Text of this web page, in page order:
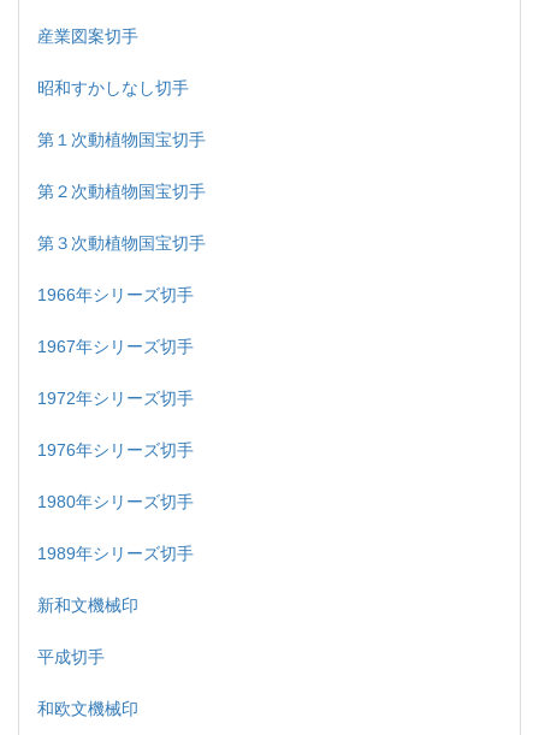
産業図案切手
昭和すかしなし切手
第１次動植物国宝切手
第２次動植物国宝切手
第３次動植物国宝切手
1966年シリーズ切手
1967年シリーズ切手
1972年シリーズ切手
1976年シリーズ切手
1980年シリーズ切手
1989年シリーズ切手
新和文機械印
平成切手
和欧文機械印